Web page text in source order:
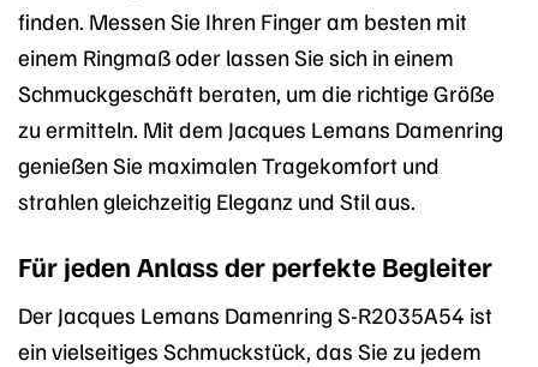
finden. Messen Sie Ihren Finger am besten mit
einem Ringmaß oder lassen Sie sich in einem
Schmuckgeschäft beraten, um die richtige Größe
zu ermitteln. Mit dem Jacques Lemans Damenring
genießen Sie maximalen Tragekomfort und
strahlen gleichzeitig Eleganz und Stil aus.
Für jeden Anlass der perfekte Begleiter
Der Jacques Lemans Damenring S-R2035A54 ist
ein vielseitiges Schmuckstück, das Sie zu jedem